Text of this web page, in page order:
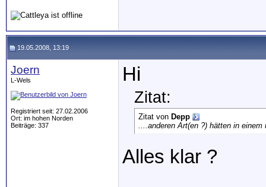
19.05.2008, 13:19
Joern
L-Wels
Registriert seit: 27.02.2006
Ort: im hohen Norden
Beiträge: 337
Hi
Zitat:
Zitat von Depp
....anderen Art(en ?) hätten in
Alles klar ?